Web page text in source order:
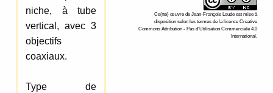
niche, à tube
vertical, avec 3
objectifs
coaxiaux.
Type de
Ce(tte) œuvre de Jean-François Loude est mise à
disposition selon les termes de la licence Creative
Commons Attribution - Pas d’Utilisation Commerciale 4.0
International.